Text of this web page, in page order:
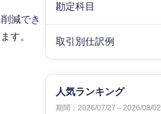
減でき
す。
勘定科目
取引別仕訳例
人気ランキング
期間：2026/07/27～2026/08/02